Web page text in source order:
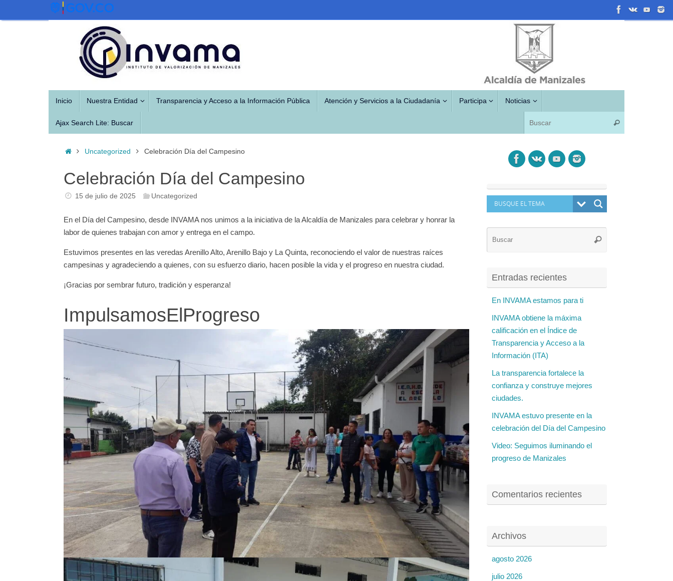
al
Inicio Nuestra Entidad Transparencia y Acceso a la Información Pública Atención y Servicios a la Ciudadanía Participa Noticias
Ajax Search Lite: Buscar Buscar
InicioUncategorized Celebración Día del Campesino
Celebración Día del Campesino
15 de julio de 2025 Uncategorized
En el Día del Campesino, desde INVAMA nos unimos a la iniciativa de la Alcaldía de Manizales para celebrar y honrar la
labor de quienes trabajan con amor y entrega en el campo.
Estuvimos presentes en las veredas Arenillo Alto, Arenillo Bajo y La Quinta, reconociendo el valor de nuestras raíces
campesinas y agradeciendo a quienes, con su esfuerzo diario, hacen posible la vida y el progreso en nuestra ciudad.
¡Gracias por sembrar futuro, tradición y esperanza!
ImpulsamosElProgreso
Buscar
Entradas recientes
En INVAMA estamos para ti
INVAMA obtiene la máxima
calificación en el Índice de
Transparencia y Acceso a la
Información (ITA)
La transparencia fortalece la
confianza y construye mejores
ciudades.
INVAMA estuvo presente en la
celebración del Día del Campesino
Video: Seguimos iluminando el
progreso de Manizales
Comentarios recientes
Archivos
agosto 2026
julio 2026